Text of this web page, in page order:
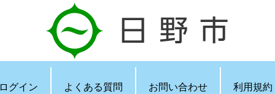
グイン よくある質問 お問い合わせ 利用規約